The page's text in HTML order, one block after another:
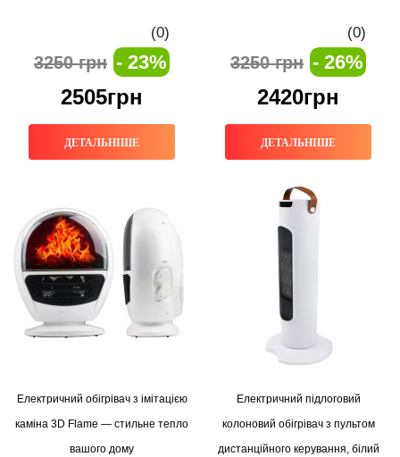
(0)
3250 грн - 23%
2505грн
ДЕТАЛЬНІШЕ
(0)
3250 грн - 26%
2420грн
ДЕТАЛЬНІШЕ
Електричний обігрівач з імітацією
каміна 3D Flame — стильне тепло
вашого дому
Електричний підлоговий
колоновий обігрівач з пультом
дистанційного керування, білий